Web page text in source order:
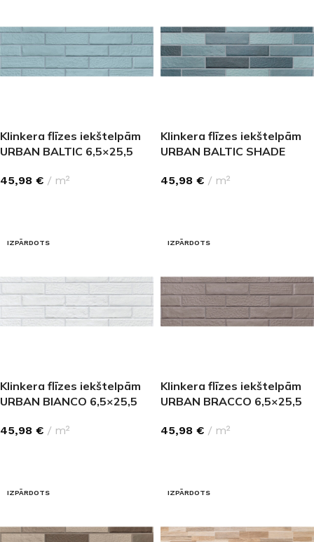
Klinkera flīzes iekštelpām
URBAN BALTIC 6,5×25,5
45,98 € m²
Klinkera flīzes iekštelpām
URBAN BALTIC SHADE
45,98 € m²
IZPĀRDOTS
Klinkera flīzes iekštelpām
URBAN BIANCO 6,5×25,5
45,98 € m²
IZPĀRDOTS
Klinkera flīzes iekštelpām
URBAN BRACCO 6,5×25,5
45,98 € m²
IZPĀRDOTS IZPĀRDOTS